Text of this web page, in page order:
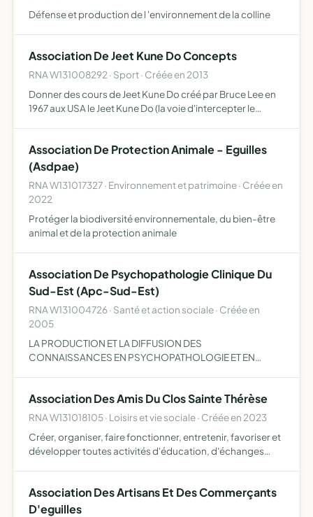
Défense et production de l 'environnement de la colline
Association De Jeet Kune Do Concepts
RNA W131008292 · Sport · Créée en 2013
Donner des cours de Jeet Kune Do créé par Bruce Lee en
1967 aux USA le Jeet Kune Do (la voie d'intercepter le
Association De Protection Animale - Eguilles
(Asdpae)
RNA W131017327 · Environnement et patrimoine · Créée en
2022
Protéger la biodiversité environnementale, du bien-être
animal et de la protection animale
Association De Psychopathologie Clinique Du
Sud-Est (Apc-Sud-Est)
RNA W131004726 · Santé et action sociale · Créée en
2005
LA PRODUCTION ET LA DIFFUSION DES
CONNAISSANCES EN PSYCHOPATHOLOGIE ET EN
Association Des Amis Du Clos Sainte Thérèse
RNA W131018105 · Loisirs et vie sociale · Créée en 2023
Créer, organiser, faire fonctionner, entretenir, favoriser et
développer toutes activités d'éducation, d'échanges
avec…
Association Des Artisans Et Des Commerçants
D'eguilles